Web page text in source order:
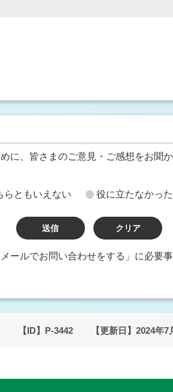
に、皆さまのご意見・ご感想をお聞か
らともいえない 役に立たなかった
ールでお問い合わせをする」に必要
【ID】 P-3442 【更新日】 2024年7